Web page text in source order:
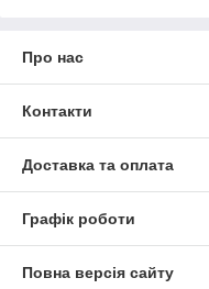
Про нас
Контакти
Доставка та оплата
Графік роботи
Повна версія сайту